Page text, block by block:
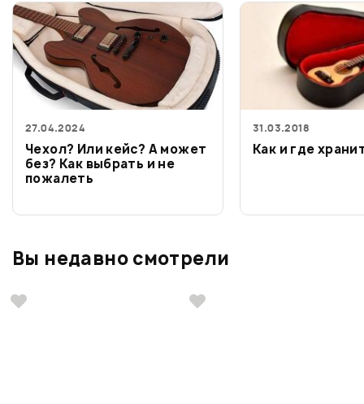
27.04.2024
Чехол? Или кейс? А может
без? Как выбрать и не
пожалеть
31.03.2018
Как и где
Вы недавно смотрели